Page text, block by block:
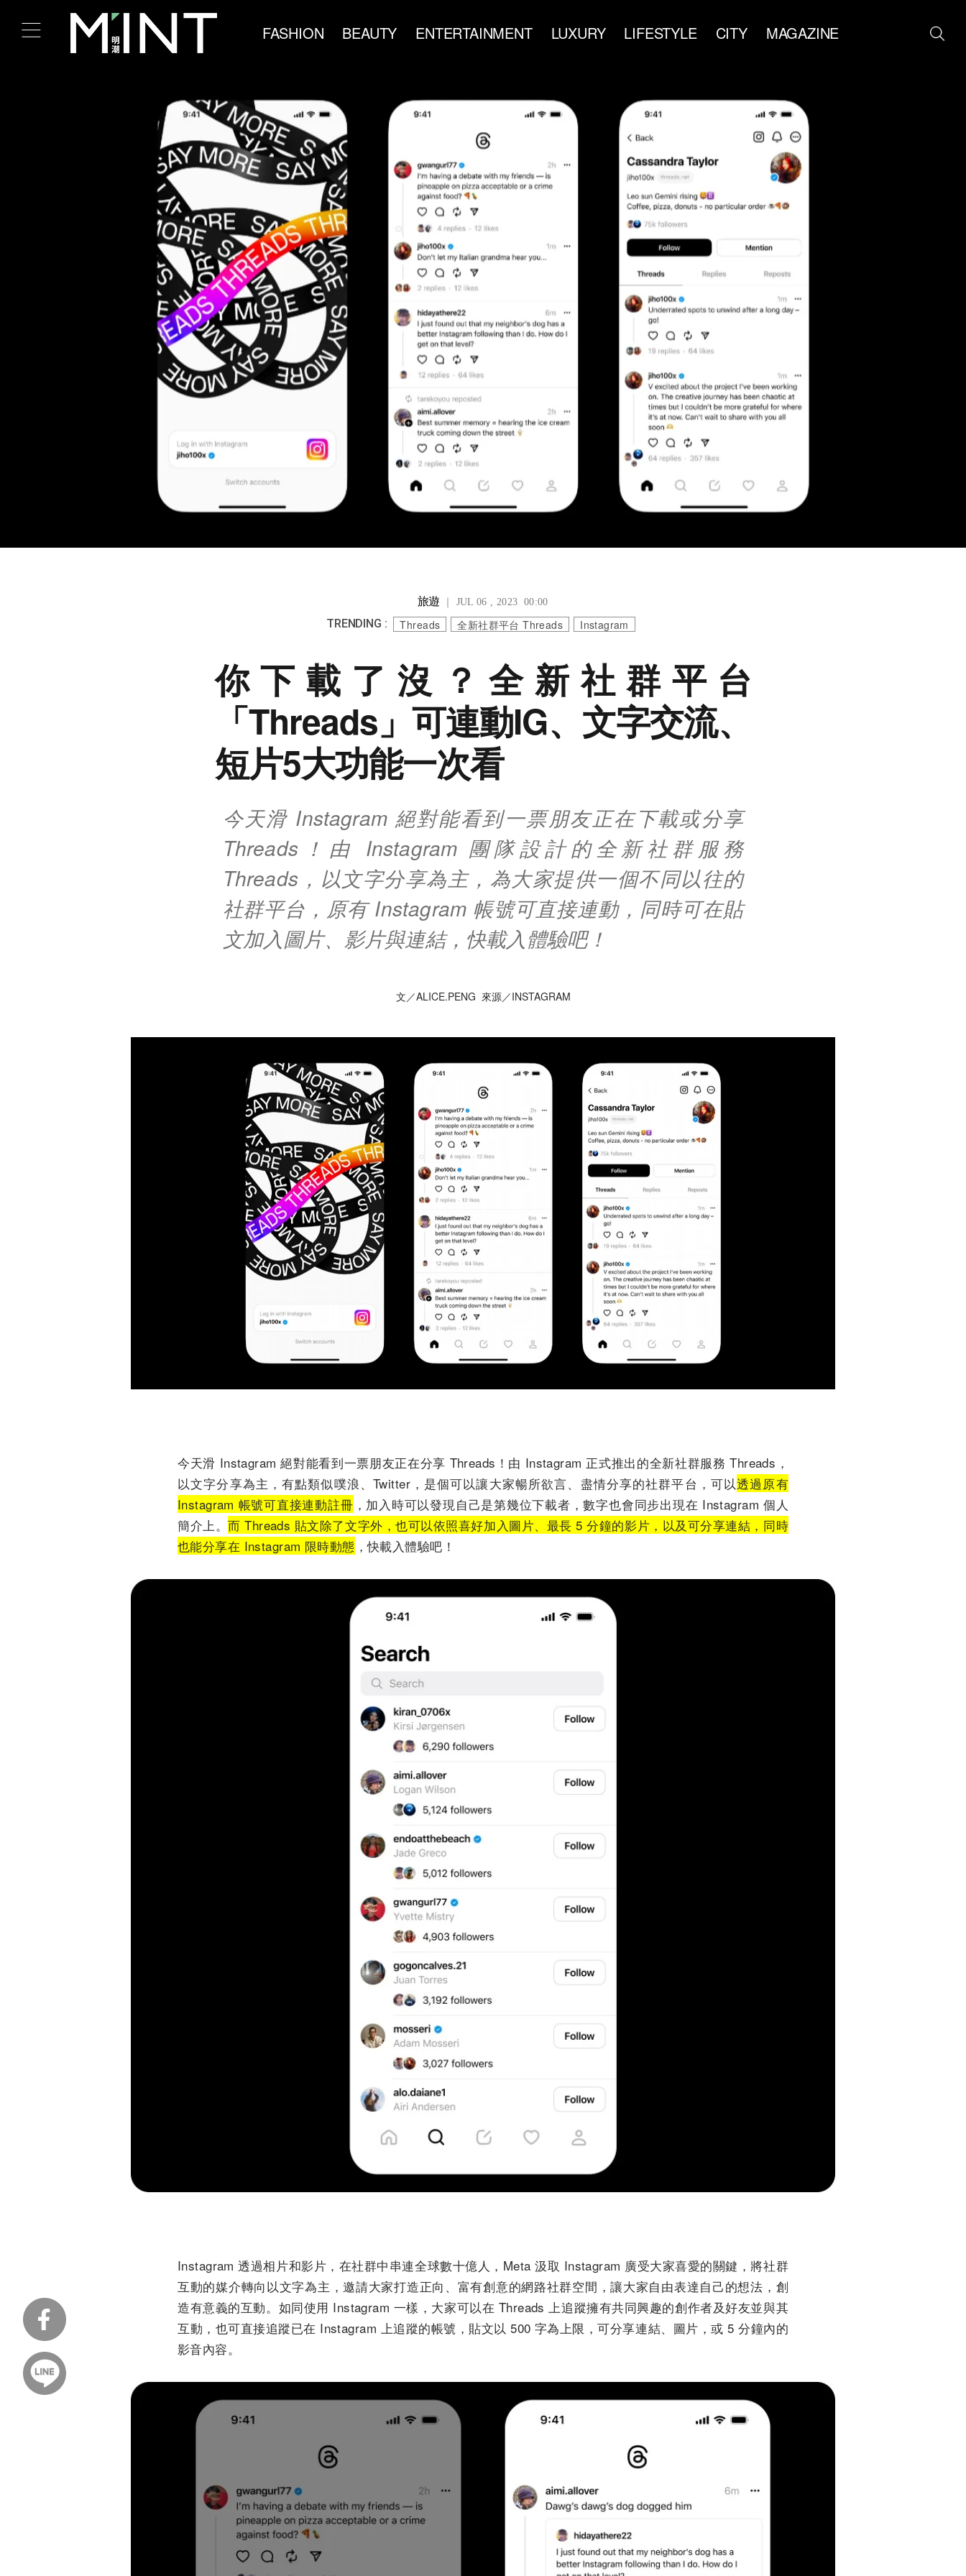
FASHION BEAUTY ENTERTAINMENT LUXURY LIFESTYLE CITY MAGAZINE
旅遊 ｜ JUL 06 , 2023 00:00
TRENDING : Threads 全新社群平台 Threads Instagram
你下載了沒？全新社群平台
「Threads」可連動IG、文字交流、
短片5大功能一次看
今天滑 Instagram 絕對能看到一票朋友正在下載或分享
Threads！由 Instagram 團隊設計的全新社群服務
Threads，以文字分享為主，為大家提供一個不同以往的
社群平台，原有 Instagram 帳號可直接連動，同時可在貼
文加入圖片、影片與連結，快載入體驗吧！
文／ALICE.PENG 來源／INSTAGRAM
今天滑 Instagram 絕對能看到一票朋友正在分享 Threads！由 Instagram 正式推出的全新社群服務 Threads，
以文字分享為主，有點類似噗浪、Twitter，是個可以讓大家暢所欲言、盡情分享的社群平台，可以透過原有
Instagram 帳號可直接連動註冊 ，加入時可以發現自己是第幾位下載者，數字也會同步出現在 Instagram 個人
簡介上。而 Threads 貼文除了文字外，也可以依照喜好加入圖片、最長 5 分鐘的影片，以及可分享連結，同時
也能分享在 Instagram 限時動態 ，快載入體驗吧！
Instagram 透過相片和影片，在社群中串連全球數十億人，Meta 汲取 Instagram 廣受大家喜愛的關鍵，將社群
互動的媒介轉向以文字為主，邀請大家打造正向、富有創意的網路社群空間，讓大家自由表達自己的想法，創
造有意義的互動。如同使用 Instagram 一樣，大家可以在 Threads 上追蹤擁有共同興趣的創作者及好友並與其
互動，也可直接追蹤已在 Instagram 上追蹤的帳號，貼文以 500 字為上限，可分享連結、圖片，或 5 分鐘內的
影音內容。